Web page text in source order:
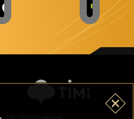
Ltd. All rights reserved.